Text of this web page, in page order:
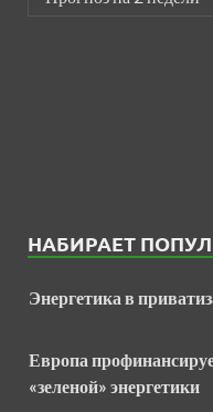
НАБИРАЕТ
Энергетика в
Европа
«зеленой» энергетики